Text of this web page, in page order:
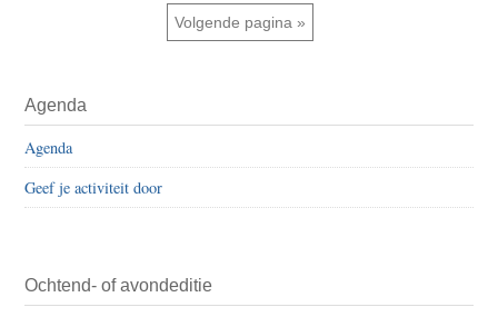
we
weggelaten
Ga naar
Volgende pagina »
Sidebar
Agenda
Agenda
Geef je activiteit door
Ochtend- of avondeditie